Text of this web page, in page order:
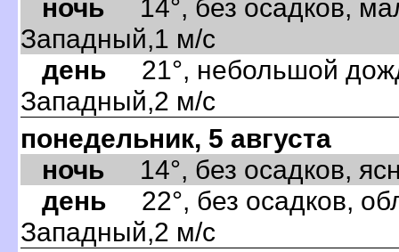
ночь 14°, без осадков,
Западный,1 м/с
день 21°, небольшой
Западный,2 м/с
понедельник, 5 августа
ночь 14°, без осадков,
день 22°, без осадков,
Западный,2 м/с